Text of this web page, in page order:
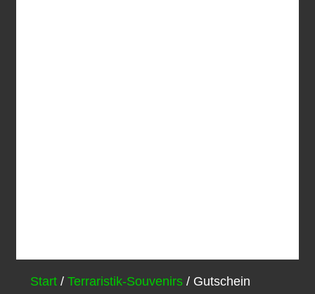
Start / Terraristik-Souvenirs / Gutschein